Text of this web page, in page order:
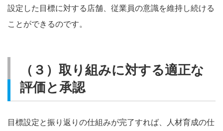
設定した目標に対する店舗、従業員の意識を維持し続ける
ことができるのです。
（３）取り組みに対する適正な
評価と承認
目標設定と振り返りの仕組みが完了すれば、人材育成の仕